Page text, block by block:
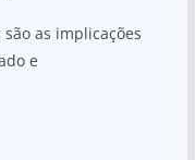
as implicações
e